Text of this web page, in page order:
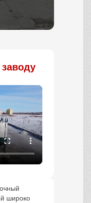
широко